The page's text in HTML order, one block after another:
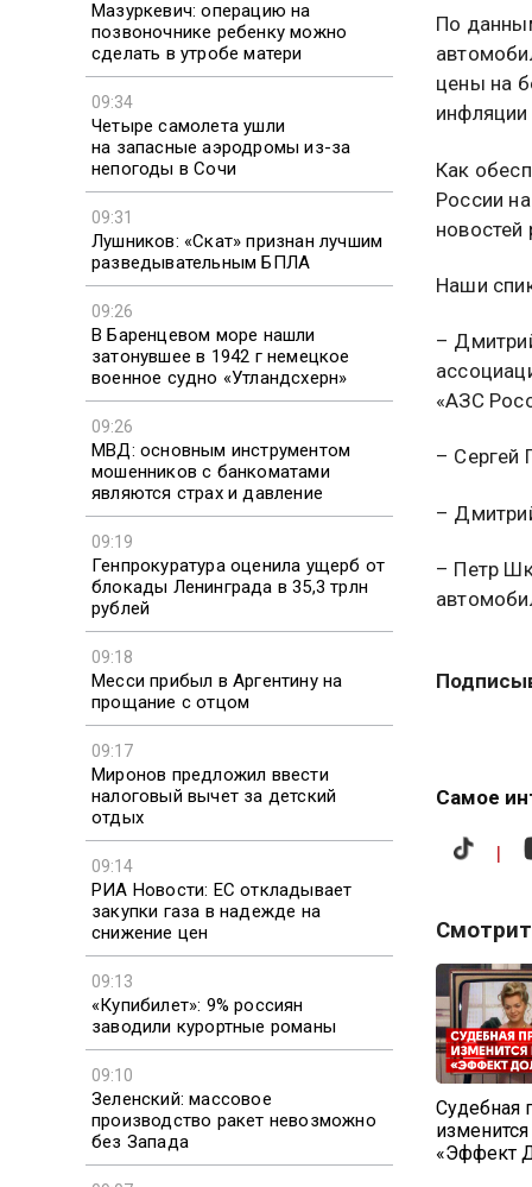
Мазуркевич: операцию на
позвоночнике ребенку можно
сделать в утробе матери
09:34
Четыре самолета ушли
на запасные аэродромы из-за
непогоды в Сочи
09:31
Лушников: «Скат» признан лучшим
разведывательным БПЛА
09:26
В Баренцевом море нашли
затонувшее в 1942 г немецкое
военное судно «Утландсхерн»
09:26
МВД: основным инструментом
мошенников с банкоматами
являются страх и давление
09:19
Генпрокуратура оценила ущерб от
блокады Ленинграда в 35,3 трлн
рублей
09:18
Месси прибыл в Аргентину на
прощание с отцом
09:17
Миронов предложил ввести
налоговый вычет за детский
отдых
09:14
РИА Новости: ЕС откладывает
закупки газа в надежде на
снижение цен
09:13
«Купибилет»: 9% россиян
заводили курортные романы
09:10
Зеленский: массовое
производство ракет невозможно
без Запада
По
цены на
инфляции
Как
России
новостей
Наши
–
«АЗС
– Сергей
–
– Петр
Самое
|
Судебная
«Эффект